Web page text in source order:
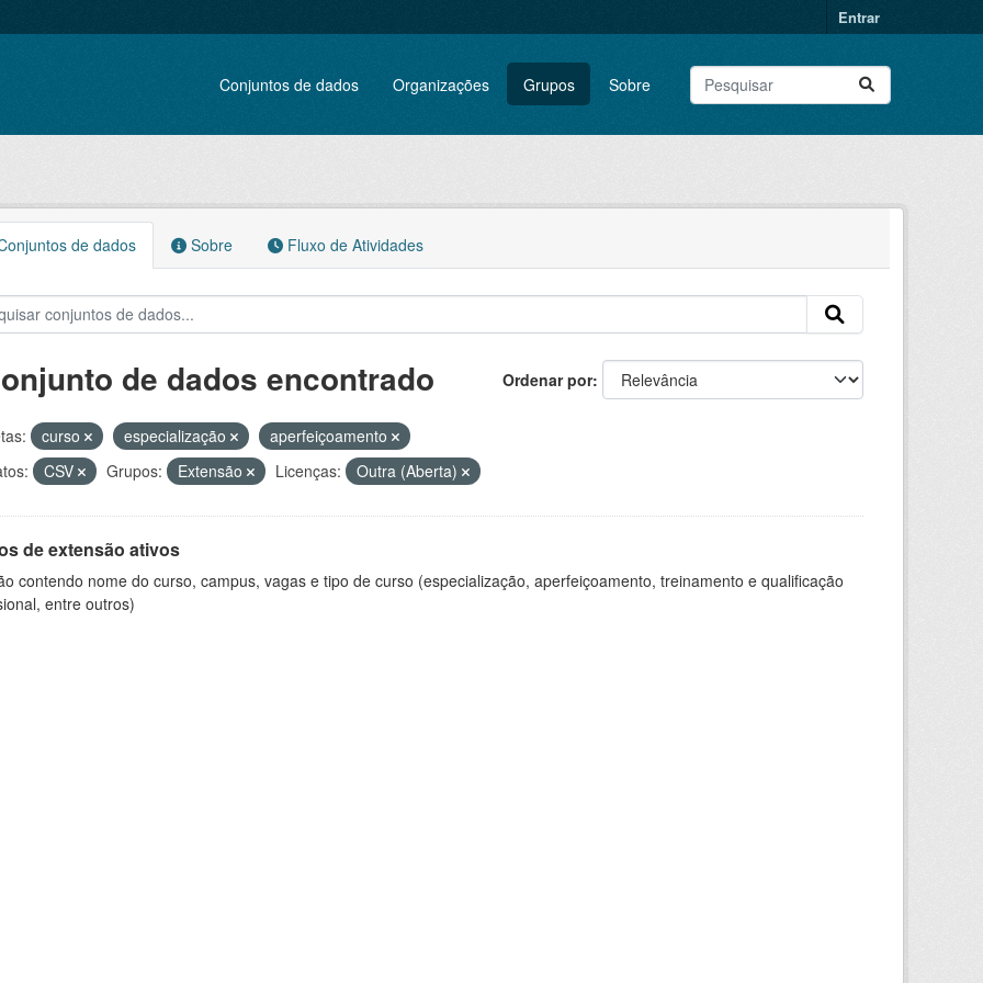
Entrar
Conjuntos de dados Organizações Grupos Sobre
de dados Sobre Fluxo de Atividades
Ordenar por
de dados encontrado
curso especialização
aperfeiçoamento
CSV Grupos: Extensão Licenças: Outra (Aberta)
de extensão ativos
contendo nome do curso, campus, vagas e tipo de curso (especialização, aperfeiçoamento, treinamento e qualificação
entre outros)